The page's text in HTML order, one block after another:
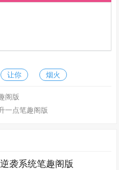
让你 烟火
阁版
一点笔趣阁版
袭系统笔趣阁版